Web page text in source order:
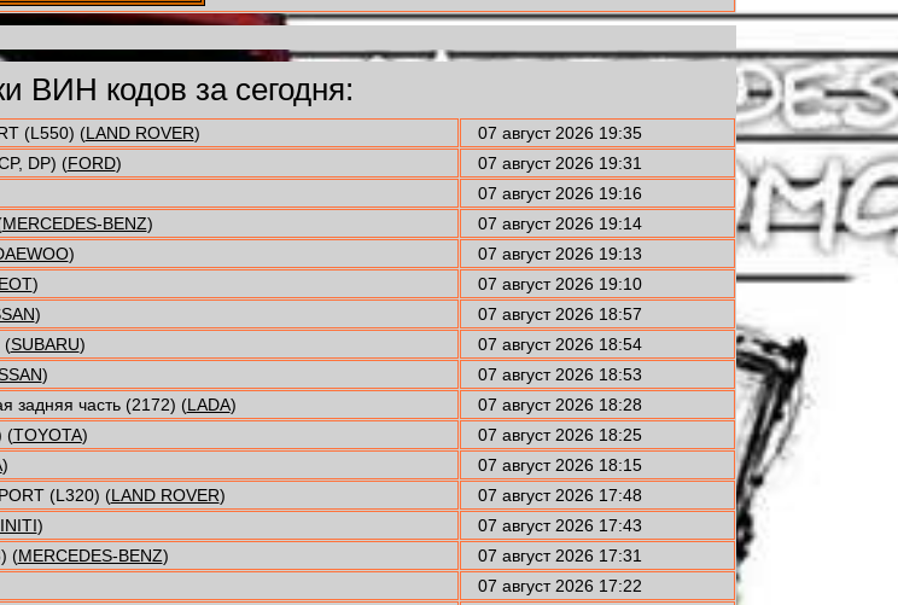
ВИН кодов за сегодня:
(L550) (LAND ROVER)
07 август 2026 19:35
DP) (FORD)
07 август 2026 19:31
07 август 2026 19:16
MERCEDES-BENZ)
07 август 2026 19:14
)
07 август 2026 19:13
)
07 август 2026 19:10
)
07 август 2026 18:57
(SUBARU)
07 август 2026 18:54
)
07 август 2026 18:53
задняя часть (2172) (LADA)
07 август 2026 18:28
(TOYOTA)
07 август 2026 18:25
)
07 август 2026 18:15
(L320) (LAND ROVER)
07 август 2026 17:48
)
07 август 2026 17:43
(MERCEDES-BENZ)
07 август 2026 17:31
07 август 2026 17:22